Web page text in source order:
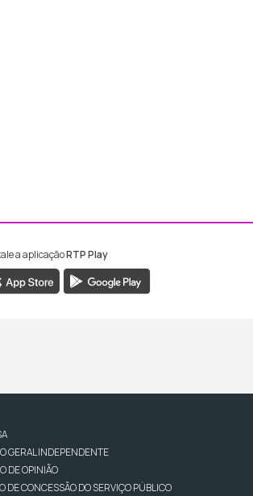
Madeira
Madeira
a aplicaçãoRTP Play
GERAL INDEPENDENTE
DE OPINIÃO
DE CONCESSÃO DO SERVIÇO PÚBLICO